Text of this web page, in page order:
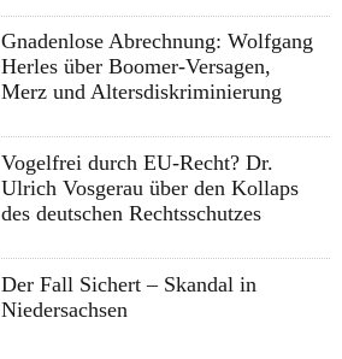
Gnadenlose Abrechnung: Wolfgang
Herles über Boomer-Versagen,
Merz und Altersdiskriminierung
Vogelfrei durch EU-Recht? Dr.
Ulrich Vosgerau über den Kollaps
des deutschen Rechtsschutzes
Der Fall Sichert – Skandal in
Niedersachsen